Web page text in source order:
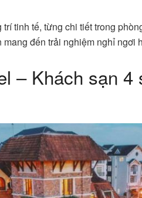
tinh tế, từng chi tiết trong
đến trải nghiệm nghỉ ngơi
– Khách sạn 4